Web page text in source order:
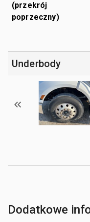
(przekrój
poprzeczny)
Underbody
Dodatkowe